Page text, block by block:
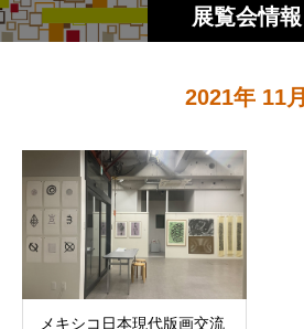
展覧会情報
2021年 11月
メキシコ日本現代版画交流